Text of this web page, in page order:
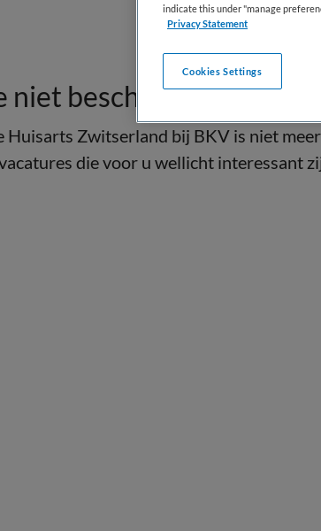
niet beschikbaar
Huisarts Zwitserland bij BKV is niet
die voor u wellicht interessant
indicate this under "manage
Privacy Statement
Cookies Settings